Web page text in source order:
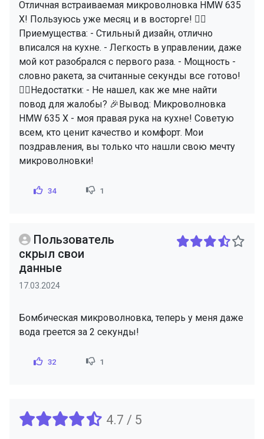
Отличная встраиваемая микроволновка HMW 635
X! Пользуюсь уже месяц и в восторге! 👍🏼
Приемущества: - Стильный дизайн, отлично
вписался на кухне. - Легкость в управлении, даже
мой кот разобрался с первого раза. - Мощность -
словно ракета, за считанные секунды все готово!
👎🏼Недостатки: - Не нашел, как же мне найти
повод для жалобы? 🎉Вывод: Микроволновка
HMW 635 X - моя правая рука на кухне! Советую
всем, кто ценит качество и комфорт. Мои
поздравления, вы только что нашли свою мечту
микроволновки!
34 1
Пользователь
скрыл свои
данные
17.03.2024
Бомбическая микроволновка, теперь у меня даже
вода греется за 2 секунды!
32 1
4.7 / 5